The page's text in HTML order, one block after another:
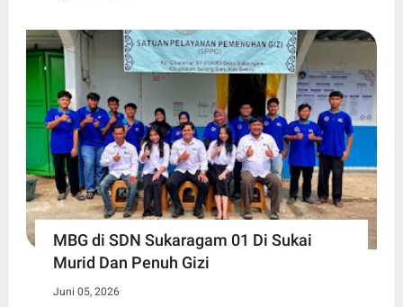
MBG di SDN Sukaragam 01 Di Sukai
Murid Dan Penuh Gizi
Juni 05, 2026